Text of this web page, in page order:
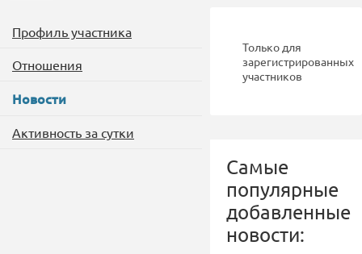
Профиль участника
Отношения
Новости
Активность за сутки
Только для
зарегистрированных
участников
Самые
популярные
добавленные
новости: